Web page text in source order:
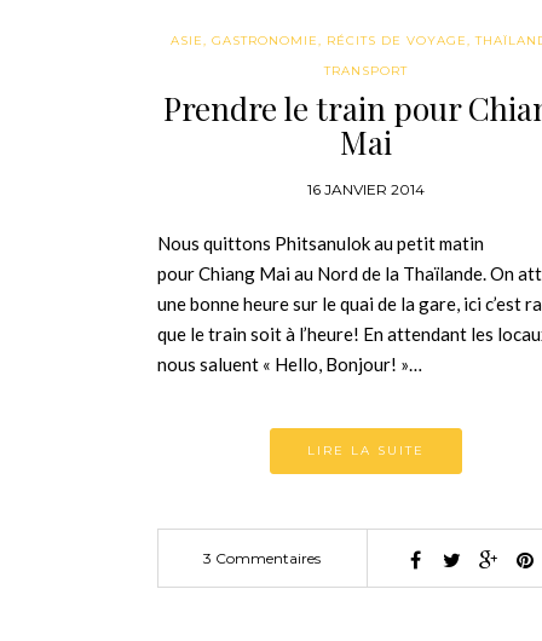
ASIE, GASTRONOMIE, RÉCITS DE VOYAGE,
TRANSPORT
Prendre le train pour
Mai
16 JANVIER 2014
Nous quittons Phitsanulok au petit matin
pour Chiang Mai au Nord de la Thaïlande. On
une bonne heure sur le quai de la gare, ici c’est
que le train soit à l’heure! En attendant les
nous saluent « Hello, Bonjour! »…
LIRE LA SUITE
3 Commentaires